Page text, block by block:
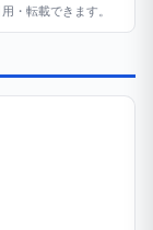
・転載できます。